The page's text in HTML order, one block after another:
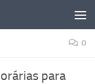
0
para